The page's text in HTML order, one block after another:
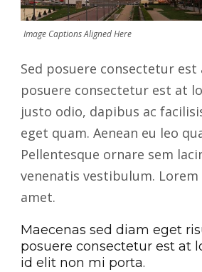
Image Captions Aligned Here
Sed posuere consectetur
posuere consectetur est at
justo odio, dapibus ac
eget quam. Aenean eu leo
Pellentesque ornare sem
venenatis vestibulum.
amet.
Maecenas sed diam eget
posuere consectetur est at
id elit non mi porta.